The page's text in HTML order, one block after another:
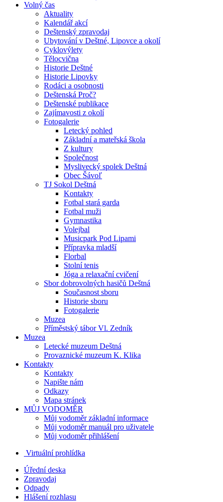
Volný čas
Aktuality
Kalendář akcí
Deštenský zpravodaj
Ubytování v Deštné, Lipovce a okolí
Cyklovýlety
Tělocvična
Historie Deštné
Historie Lipovky
Rodáci a osobnosti
Deštenská Proč?
Deštenské publikace
Zajímavosti z okolí
Fotogalerie
Letecký pohled
Základní a mateřská škola
Z kultury
Společnost
Myslivecký spolek Deštná
Obec Šávoľ
TJ Sokol Deštná
Kontakty
Fotbal stará garda
Fotbal muži
Gymnastika
Volejbal
Musicpark Pod Lipami
Přípravka mladší
Florbal
Stolní tenis
Jóga a relaxační cvičení
Sbor dobrovolných hasičů Deštná
Současnost sboru
Historie sboru
Fotogalerie
Muzea
Příměstský tábor Vl. Zedník
Muzea
Letecké muzeum Deštná
Provaznické muzeum K. Klika
Kontakty
Kontakty
Napište nám
Odkazy
Mapa stránek
MŮJ VODOMĚR
Můj vodoměr základní informace
Můj vodoměr manuál pro uživatele
Můj vodoměr přihlášení
Virtuální prohlídka
Úřední deska
Zpravodaj
Odpady
Hlášení rozhlasu